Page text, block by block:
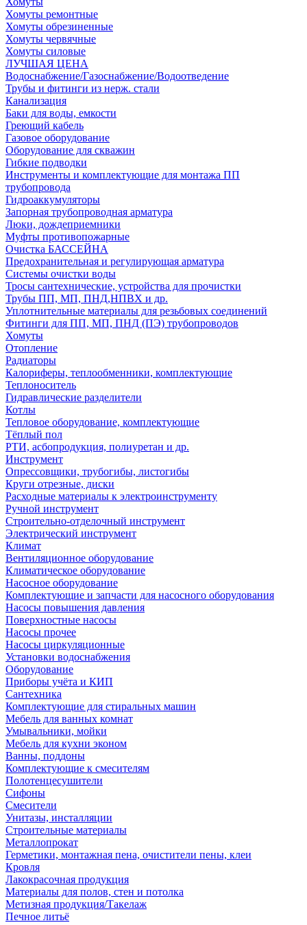
Хомуты ремонтные
Хомуты обрезиненные
Хомуты червячные
Хомуты силовые
ЛУЧШАЯ ЦЕНА
Водоснабжение/Газоснабжение/Водоотведение
Трубы и фитинги из нерж. стали
Канализация
Баки для воды, емкости
Греющий кабель
Газовое оборудование
Оборудование для скважин
Гибкие подводки
Инструменты и комплектующие для монтажа ПП
трубопровода
Гидроаккумуляторы
Запорная трубопроводная арматура
Люки, дождеприемники
Муфты противопожарные
Очистка БАССЕЙНА
Предохранительная и регулирующая арматура
Системы очистки воды
Тросы сантехнические, устройства для прочистки
Трубы ПП, МП, ПНД,НПВХ и др.
Уплотнительные материалы для резьбовых соединений
Фитинги для ПП, МП, ПНД (ПЭ) трубопроводов
Хомуты
Отопление
Радиаторы
Калориферы, теплообменники, комплектующие
Теплоноситель
Гидравлические разделители
Котлы
Тепловое оборудование, комплектующие
Тёплый пол
РТИ, асбопродукция, полиуретан и др.
Инструмент
Опрессовщики, трубогибы, листогибы
Круги отрезные, диски
Расходные материалы к электроинструменту
Ручной инструмент
Строительно-отделочный инструмент
Электрический инструмент
Климат
Вентиляционное оборудование
Климатическое оборудование
Насосное оборудование
Комплектующие и запчасти для насосного оборудования
Насосы повышения давления
Поверхностные насосы
Насосы прочее
Насосы циркуляционные
Установки водоснабжения
Оборудование
Приборы учёта и КИП
Сантехника
Комплектующие для стиральных машин
Мебель для ванных комнат
Умывальники, мойки
Мебель для кухни эконом
Ванны, поддоны
Комплектующие к смесителям
Полотенцесушители
Сифоны
Смесители
Унитазы, инсталляции
Строительные материалы
Металлопрокат
Герметики, монтажная пена, очистители пены, клеи
Кровля
Лакокрасочная продукция
Материалы для полов, стен и потолка
Метизная продукция/Такелаж
Печное литьё